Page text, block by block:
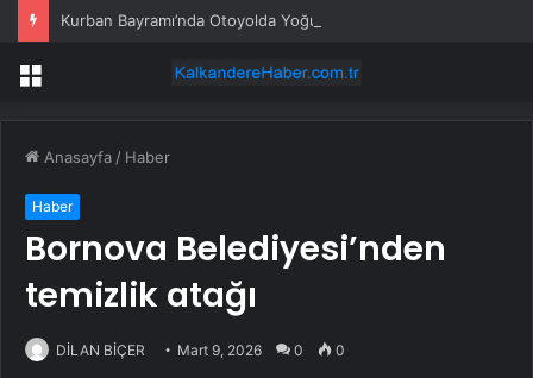
Kurban Bayramı’nda Otoyolda Yoğunluk
Menü
Anasayfa / Haber
Haber
Bornova Belediyesi’nden
temizlik atağı
DİLAN BİÇER Mart 9, 2026 0 0